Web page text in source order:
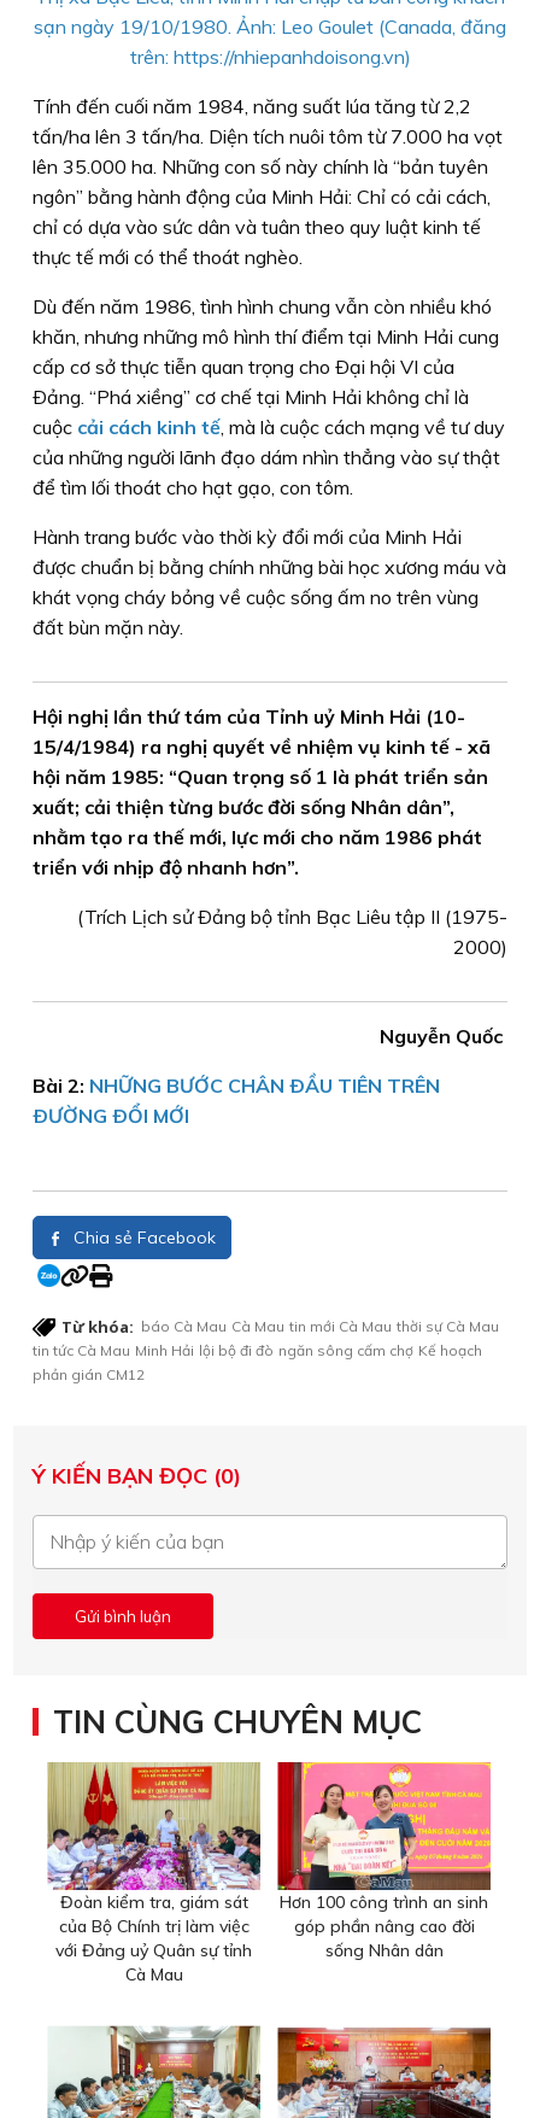
sạn ngày 19/10/1980. Ảnh: Leo Goulet (Canada, đăng
trên: https://nhiepanhdoisong.vn)
Tính đến cuối năm 1984, năng suất lúa tăng từ 2,2
tấn/ha lên 3 tấn/ha. Diện tích nuôi tôm từ 7.000 ha vọt
lên 35.000 ha. Những con số này chính là “bản tuyên
ngôn” bằng hành động của Minh Hải: Chỉ có cải cách,
chỉ có dựa vào sức dân và tuân theo quy luật kinh tế
thực tế mới có thể thoát nghèo.
Dù đến năm 1986, tình hình chung vẫn còn nhiều khó
khăn, nhưng những mô hình thí điểm tại Minh Hải cung
cấp cơ sở thực tiễn quan trọng cho Ðại hội VI của
Ðảng. “Phá xiềng” cơ chế tại Minh Hải không chỉ là
cuộc cải cách kinh tế , mà là cuộc cách mạng về tư duy
của những người lãnh đạo dám nhìn thẳng vào sự thật
để tìm lối thoát cho hạt gạo, con tôm.
Hành trang bước vào thời kỳ đổi mới của Minh Hải
được chuẩn bị bằng chính những bài học xương máu và
khát vọng cháy bỏng về cuộc sống ấm no trên vùng
đất bùn mặn này.
Hội nghị lần thứ tám của Tỉnh uỷ Minh Hải (10-
15/4/1984) ra nghị quyết về nhiệm vụ kinh tế - xã
hội năm 1985: “Quan trọng số 1 là phát triển sản
xuất; cải thiện từng bước đời sống Nhân dân”,
nhằm tạo ra thế mới, lực mới cho năm 1986 phát
triển với nhịp độ nhanh hơn”.
(Trích Lịch sử Ðảng bộ tỉnh Bạc Liêu tập II (1975-
2000)
Nguyễn Quốc
Bài 2: NHỮNG BƯỚC CHÂN ÐẦU TIÊN TRÊN
ÐƯỜNG ÐỔI MỚI
Chia sẻ Facebook
Từ khóa: báo Cà Mau Cà Mau tin mới Cà Mau thời sự Cà Mau
tin tức Cà Mau Minh Hải lội bộ đi đò ngăn sông cấm chợ Kế hoạch
phản gián CM12
Ý KIẾN BẠN ĐỌC (0)
TIN CÙNG CHUYÊN MỤC
Đoàn kiểm tra, giám sát
của Bộ Chính trị làm việc
với Đảng uỷ Quân sự tỉnh
Cà Mau
Hơn 100 công trình an sinh
góp phần nâng cao đời
sống Nhân dân